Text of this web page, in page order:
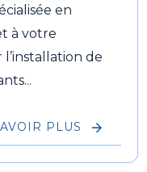
en
à votre
de
PLUS